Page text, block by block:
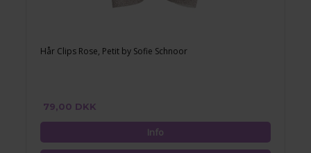
Hår Clips Rose, Petit by Sofie Schnoor
79,00 DKK